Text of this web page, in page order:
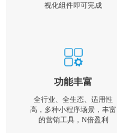
视化组件即可完成
功能丰富
全行业、全生态、适用性
高，多种小程序场景，丰富
的营销工具，N倍盈利